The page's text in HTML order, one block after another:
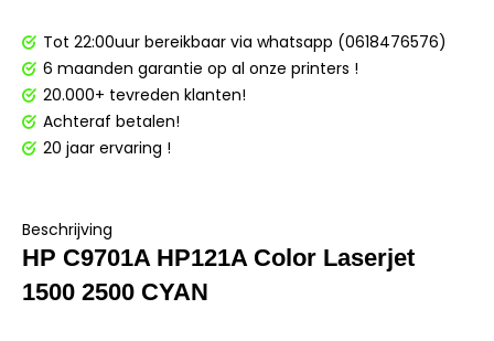
Tot 22:00uur bereikbaar via whatsapp (0618476576)
6 maanden garantie op al onze printers !
20.000+ tevreden klanten!
Achteraf betalen!
20 jaar ervaring !
Beschrijving
HP C9701A HP121A Color Laserjet
1500 2500 CYAN